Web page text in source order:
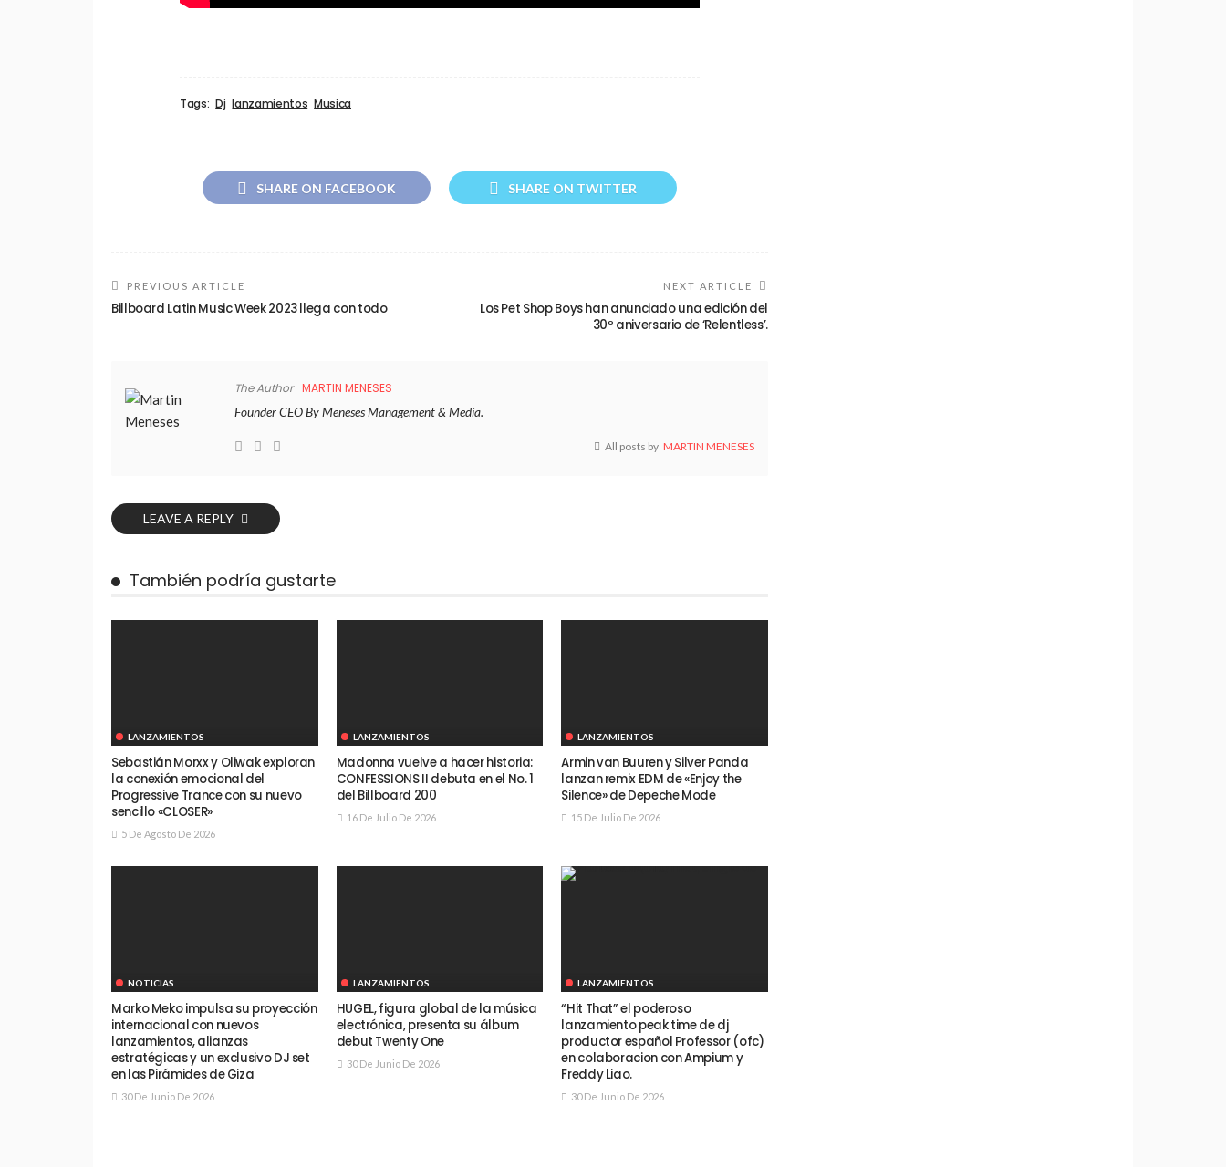
Tags: Dj lanzamientos Musica
SHARE ON FACEBOOK SHARE ON TWITTER
PREVIOUS ARTICLE
Billboard Latin Music Week 2023 llega con todo
NEXT ARTICLE
Los Pet Shop Boys han anunciado una edición del
30º aniversario de ‘Relentless’.
The Author MARTIN MENESES
Founder CEO By Meneses Management & Media.
All posts by MARTIN MENESES
LEAVE A REPLY
También podría gustarte
LANZAMIENTOS
Sebastián Morxx y Oliwak exploran
la conexión emocional del
Progressive Trance con su nuevo
sencillo «CLOSER»
5 De Agosto De 2026
LANZAMIENTOS
Madonna vuelve a hacer historia:
CONFESSIONS II debuta en el No. 1
del Billboard 200
16 De Julio De 2026
LANZAMIENTOS
Armin van Buuren y Silver Panda
lanzan remix EDM de «Enjoy the
Silence» de Depeche Mode
15 De Julio De 2026
NOTICIAS
Marko Meko impulsa su proyección
internacional con nuevos
lanzamientos, alianzas
estratégicas y un exclusivo DJ set
en las Pirámides de Giza
30 De Junio De 2026
LANZAMIENTOS
HUGEL, figura global de la música
electrónica, presenta su álbum
debut Twenty One
30 De Junio De 2026
LANZAMIENTOS
“Hit That” el poderoso
lanzamiento peak time de dj
productor español Professor (ofc)
en colaboracion con Ampium y
Freddy Liao.
30 De Junio De 2026